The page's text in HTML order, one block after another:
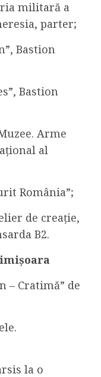
militară a
parter;
Bastion
Bastion
Arme
al
România”;
de creație,
B2.
– Cratimă” de
la o